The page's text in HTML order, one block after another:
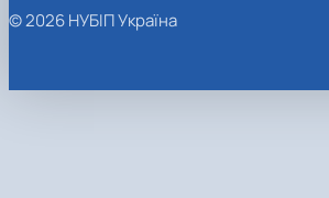
© 2026 НУБІП Україна